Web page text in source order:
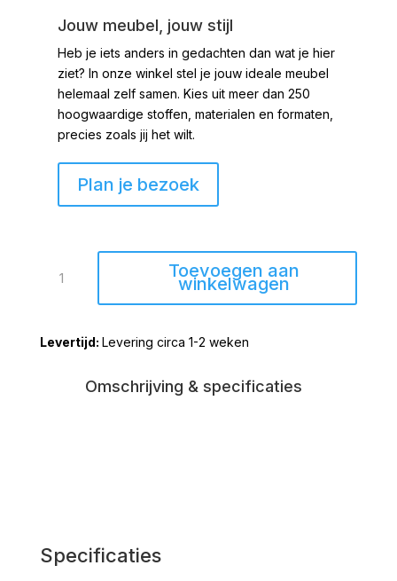
Jouw meubel, jouw stijl
Heb je iets anders in gedachten dan wat je hier
ziet? In onze winkel stel je jouw ideale meubel
helemaal zelf samen. Kies uit meer dan 250
hoogwaardige stoffen, materialen en formaten,
precies zoals jij het wilt.
Plan je bezoek
Dressoir
Apeldoorn
teak
Toevoegen aan
winkelwagen
Levering circa 1-2 weken
Omschrijving & specificaties
Specificaties